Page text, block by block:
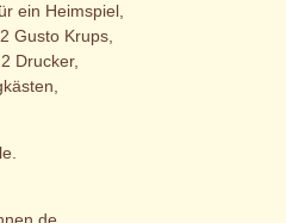
ein Heimspiel,
Gusto Krups,
Drucker,